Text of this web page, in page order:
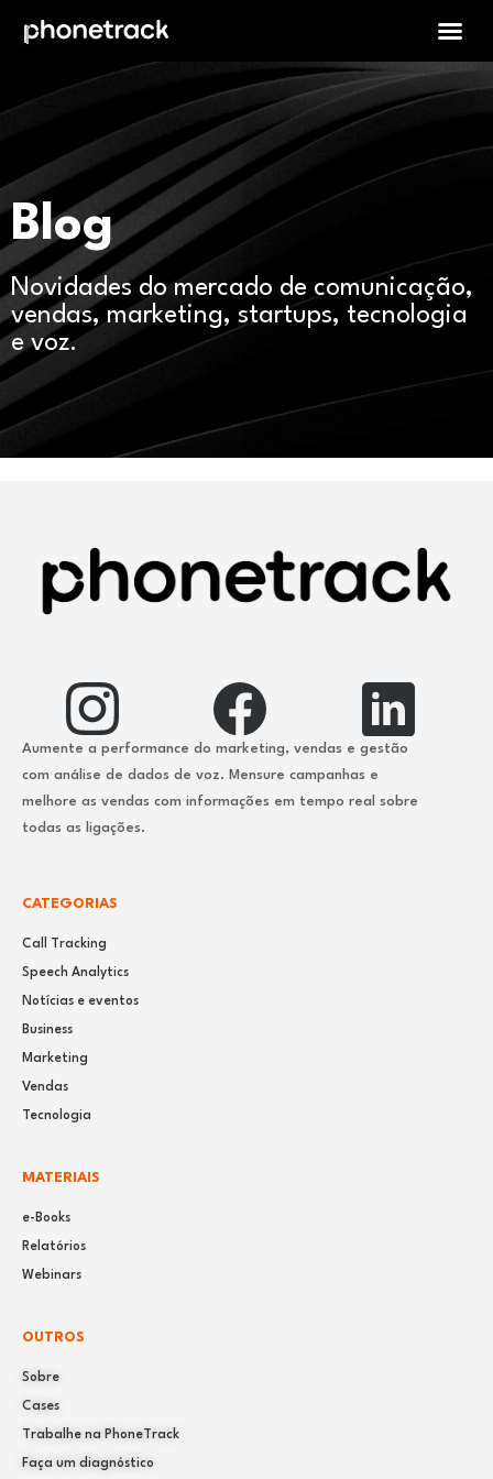
Blog
Novidades do mercado de comunicação,
vendas, marketing, startups, tecnologia
e voz.
Aumente a performance do marketing, vendas e gestão
com análise de dados de voz. Mensure campanhas e
melhore as vendas com informações em tempo real sobre
todas as ligações.
CATEGORIAS
Call Tracking
Speech Analytics
Notícias e eventos
Business
Marketing
Vendas
Tecnologia
MATERIAIS
e-Books
Relatórios
Webinars
OUTROS
Sobre
Cases
Trabalhe na PhoneTrack
Faça um diagnóstico